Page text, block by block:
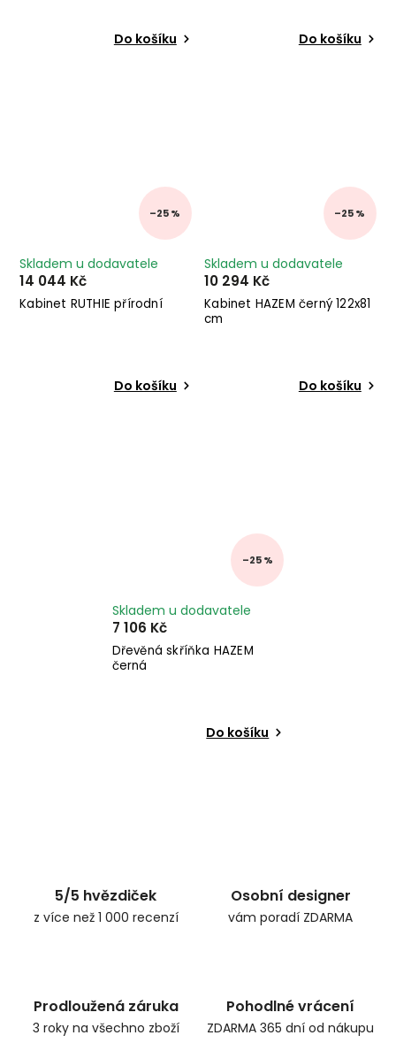
Do košíku Do košíku
–25 %
Kabinet RUTHIE přírodní
Skladem u dodavatele
14 044 Kč
Do košíku
–25 %
Kabinet HAZEM černý 122x81
cm
Skladem u dodavatele
10 294 Kč
Do košíku
–25 %
Dřevěná skříňka HAZEM
černá
Skladem u dodavatele
7 106 Kč
Do košíku
5/5 hvězdiček
z více než 1 000 recenzí
Osobní designer
vám poradí ZDARMA
Prodloužená záruka
3 roky na všechno zboží
Pohodlné vrácení
ZDARMA 365 dní od nákupu